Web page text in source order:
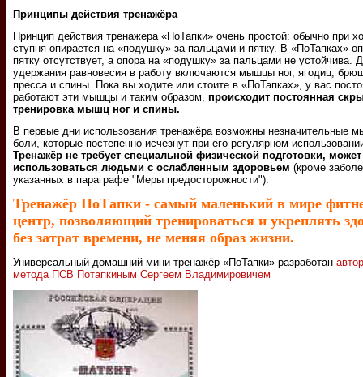
Принципы действия тренажёра
Принцип действия тренажера «ПоТапки» очень простой: обычно при
ступня опирается на «подушку» за пальцами и пятку. В «ПоТапках»
пятку отсутствует, а опора на «подушку» за пальцами не устойчива.
удержания равновесия в работу включаются мышцы ног, ягодиц,
пресса и спины. Пока вы ходите или стоите в «ПоТапках», у вас
работают эти мышцы и таким образом, происходит постоянная
тренировка мышц ног и спины.
В первые дни использования тренажёра возможны незначительные
боли, которые постепенно исчезнут при его регулярном
Тренажёр не требует специальной физической подготовки, может
использоваться людьми с ослабленным здоровьем (кроме
указанных в параграфе "Меры предосторожности").
Тренажёр ПоТапки - самый маленький в мире
центр, позволяющий тренироваться и укреплять
без затрат времени, не меняя образ жизни.
Универсальный домашний мини-тренажёр «ПоТапки» разработан
метода ПСВ Потапкиным Сергеем Владимировичем